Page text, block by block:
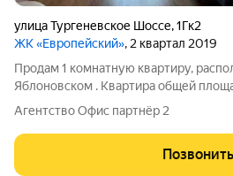
улица Тургеневское Шоссе,1Гк2
ЖК «Европейский», 2 квартал 2019
Продам 1 комнатную квартиру,
Яблоновском . Квартира общей
расположена на 6 этаже 9 этажного
шумоизоляция, солнечная сторона.
находятся современные детская и
Агентство Офис партнёр 2
Позвонить